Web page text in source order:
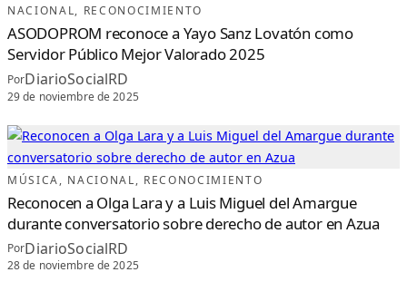
NACIONAL, RECONOCIMIENTO
ASODOPROM reconoce a Yayo Sanz Lovatón como
Servidor Público Mejor Valorado 2025
PorDiarioSocialRD
29 de noviembre de 2025
MÚSICA, NACIONAL, RECONOCIMIENTO
Reconocen a Olga Lara y a Luis Miguel del Amargue
durante conversatorio sobre derecho de autor en Azua
PorDiarioSocialRD
28 de noviembre de 2025